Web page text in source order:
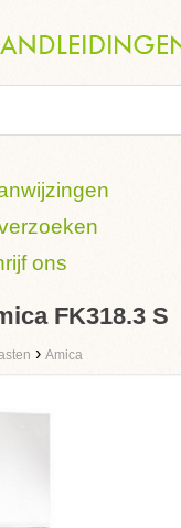
ons
FK318.3 S
› Amica